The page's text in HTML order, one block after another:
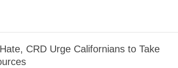
CRD Urge Californians to Take